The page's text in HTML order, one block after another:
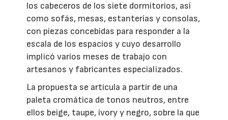
los cabeceros de los siete dormitorios, así
como sofás, mesas, estanterías y consolas,
con piezas concebidas para responder a la
escala de los espacios y cuyo desarrollo
implicó varios meses de trabajo con
artesanos y fabricantes especializados.
La propuesta se articula a partir de una
paleta cromática de tonos neutros, entre
ellos beige, taupe, ivory y negro, sobre la que